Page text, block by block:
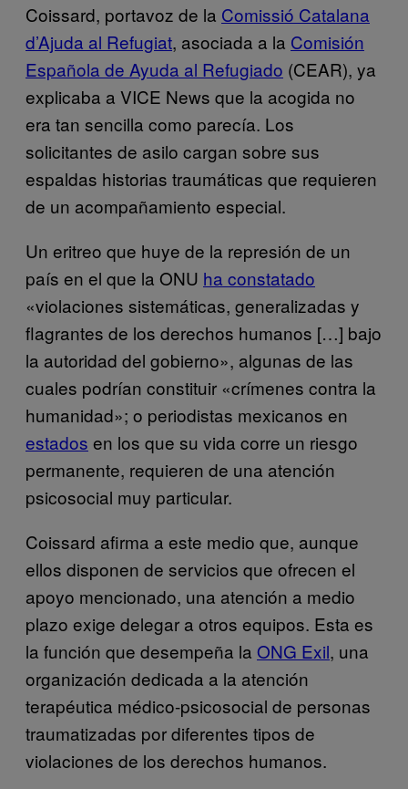
Coissard, portavoz de la Comissió Catalana
d’Ajuda al Refugiat, asociada a la Comisión
Española de Ayuda al Refugiado (CEAR), ya
explicaba a VICE News que la acogida no
era tan sencilla como parecía. Los
solicitantes de asilo cargan sobre sus
espaldas historias traumáticas que requieren
de un acompañamiento especial.
Un eritreo que huye de la represión de un
país en el que la ONU ha constatado
«violaciones sistemáticas, generalizadas y
flagrantes de los derechos humanos […] bajo
la autoridad del gobierno», algunas de las
cuales podrían constituir «crímenes contra la
humanidad»; o periodistas mexicanos en
estados en los que su vida corre un riesgo
permanente, requieren de una atención
psicosocial muy particular.
Coissard afirma a este medio que, aunque
ellos disponen de servicios que ofrecen el
apoyo mencionado, una atención a medio
plazo exige delegar a otros equipos. Esta es
la función que desempeña la ONG Exil, una
organización dedicada a la atención
terapéutica médico-psicosocial de personas
traumatizadas por diferentes tipos de
violaciones de los derechos humanos.